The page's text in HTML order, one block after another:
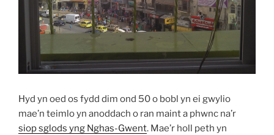
Hyd yn oed os fydd dim ond 50 o bobl yn ei gwylio
mae’n teimlo yn anoddach o ran maint a phwnc na’r
siop sglods yng Nghas-Gwent. Mae’r holl peth yn